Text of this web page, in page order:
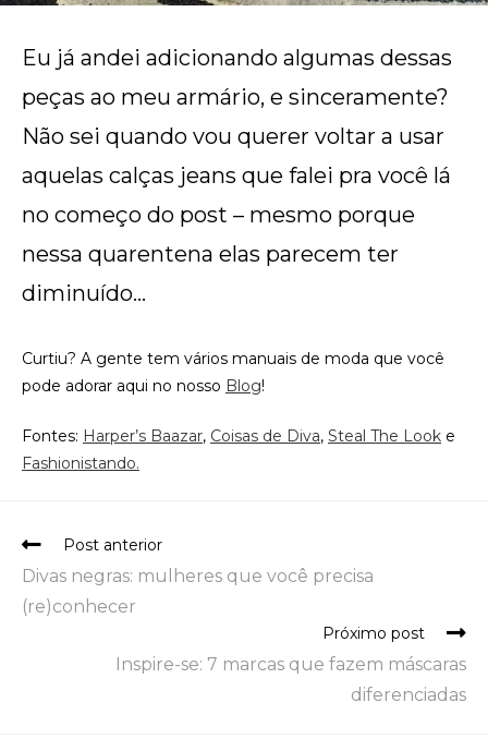
Eu já andei adicionando algumas dessas
peças ao meu armário, e sinceramente?
Não sei quando vou querer voltar a usar
aquelas calças jeans que falei pra você lá
no começo do post – mesmo porque
nessa quarentena elas parecem ter
diminuído…
Curtiu? A gente tem vários manuais de moda que você
pode adorar aqui no nosso Blog!
Fontes: Harper’s Baazar, Coisas de Diva, Steal The Look e
Fashionistando.
Post anterior
Divas negras: mulheres que você precisa
(re)conhecer
Próximo post
Inspire-se: 7 marcas que fazem máscaras
diferenciadas